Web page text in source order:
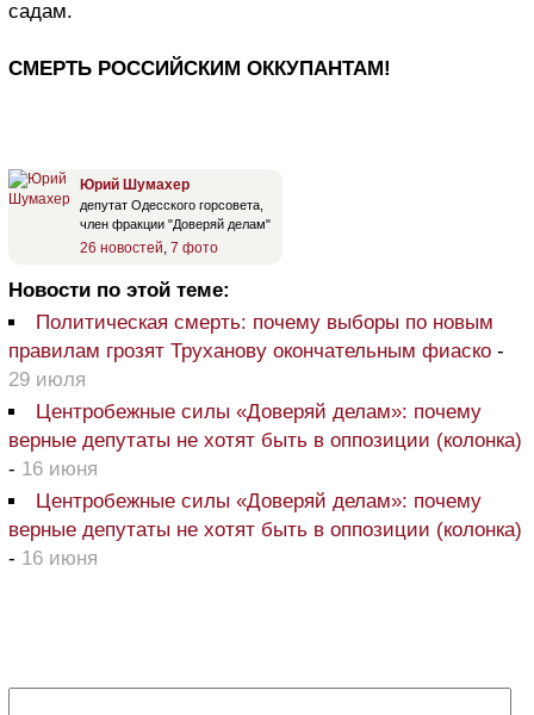
садам.
СМЕРТЬ РОССИЙСКИМ ОККУПАНТАМ!
Юрий Шумахер
депутат Одесского горсовета,
член фракции "Доверяй делам"
26 новостей, 7 фото
Новости по этой теме:
Политическая смерть: почему выборы по новым
правилам грозят Труханову окончательным фиаско -
29 июля
Центробежные силы «Доверяй делам»: почему
верные депутаты не хотят быть в оппозиции (колонка)
- 16 июня
Центробежные силы «Доверяй делам»: почему
верные депутаты не хотят быть в оппозиции (колонка)
- 16 июня